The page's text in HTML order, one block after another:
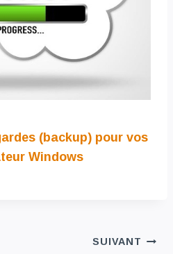
(backup) pour vos
Windows
SUIVANT